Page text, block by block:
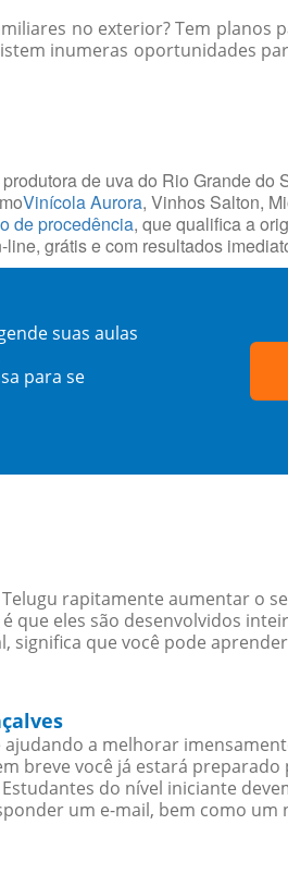
no exterior? Tem planos
inumeras oportunidades
de uva do Rio Grande
Vinícola Aurora, Vinhos Salton,
de procedência, que qualifica a
line, grátis e com resultados
suas aulas
para se
rapitamente aumentar o
que eles são desenvolvidos
que você pode
a melhorar
breve você já estará
do nível iniciante
um e-mail, bem como um